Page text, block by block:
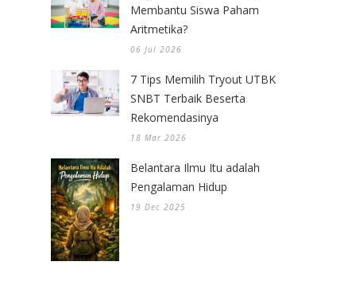
Membantu Siswa Paham
Aritmetika?
06 Jul 2026
7 Tips Memilih Tryout UTBK
SNBT Terbaik Beserta
Rekomendasinya
18 Mar 2026
Belantara Ilmu Itu adalah
Pengalaman Hidup
19 Dec 2025